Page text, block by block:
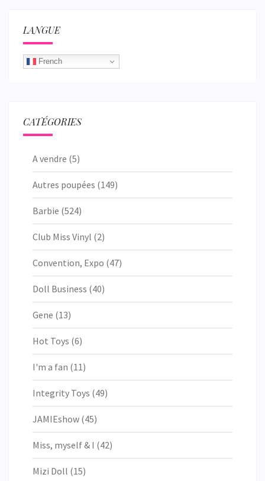
LANGUE
French
CATÉGORIES
A vendre (5)
Autres poupées (149)
Barbie (524)
Club Miss Vinyl (2)
Convention, Expo (47)
Doll Business (40)
Gene (13)
Hot Toys (6)
I'm a fan (11)
Integrity Toys (49)
JAMIEshow (45)
Miss, myself & I (42)
Mizi Doll (15)